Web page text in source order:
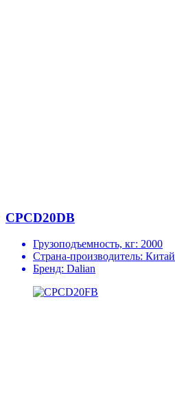
CPCD20DB
Грузоподъемность, кг: 2000
Страна-производитель: Китай
Бренд: Dalian